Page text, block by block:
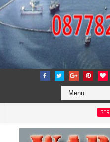
BERITA UTAMA